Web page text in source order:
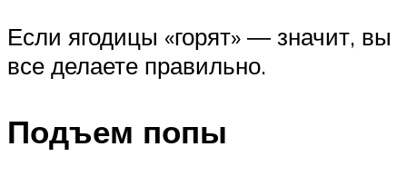
Если ягодицы «горят» ― значит, вы
все делаете правильно.
Подъем попы